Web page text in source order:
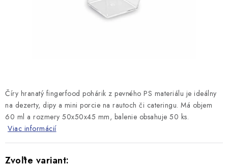
Číry hranatý fingerfood pohárik z pevného PS materiálu je ideálny
na dezerty, dipy a mini porcie na rautoch či cateringu. Má objem
60 ml a rozmery 50x50x45 mm, balenie obsahuje 50 ks.
Viac informácií